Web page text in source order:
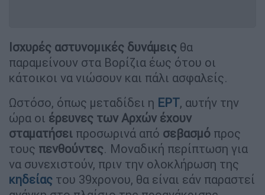
Ισχυρές αστυνομικές δυνάμεις θα
παραμείνουν στα Βορίζια έως ότου οι
κάτοικοι να νιώσουν και πάλι ασφαλείς.
Ωστόσο, όπως μεταδίδει η ΕΡΤ, αυτήν την
ώρα οι έρευνες των Αρχών έχουν
σταματήσει προσωρινά από σεβασμό προς
τους πενθούντες. Μοναδική περίπτωση για
να συνεχιστούν, πριν την ολοκλήρωση της
κηδείας του 39χρονου, θα είναι εάν παραστεί